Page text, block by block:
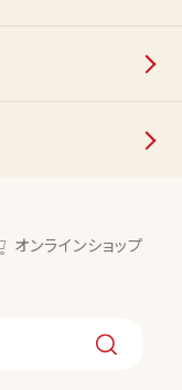
オンラインショップ